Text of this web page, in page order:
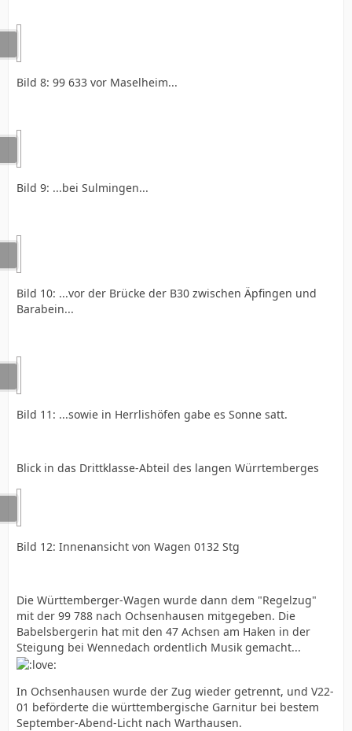
Bild 8: 99 633 vor Maselheim...
Bild 9: ...bei Sulmingen...
Bild 10: ...vor der Brücke der B30 zwischen Äpfingen und
Barabein...
Bild 11: ...sowie in Herrlishöfen gabe es Sonne satt.
Blick in das Drittklasse-Abteil des langen Würrtemberges
Bild 12: Innenansicht von Wagen 0132 Stg
Die Württemberger-Wagen wurde dann dem "Regelzug"
mit der 99 788 nach Ochsenhausen mitgegeben. Die
Babelsbergerin hat mit den 47 Achsen am Haken in der
Steigung bei Wennedach ordentlich Musik gemacht...
In Ochsenhausen wurde der Zug wieder getrennt, und V22-
01 beförderte die württembergische Garnitur bei bestem
September-Abend-Licht nach Warthausen.